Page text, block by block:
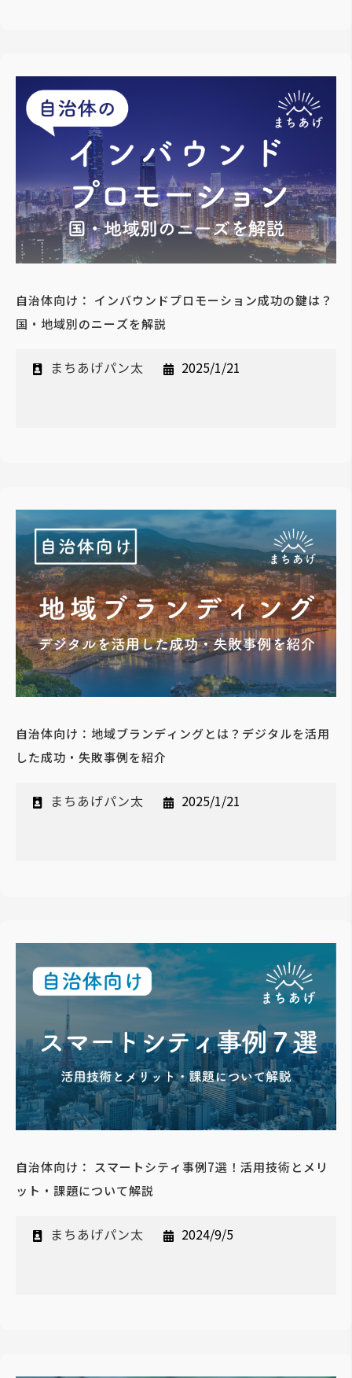
自治体向け： インバウンドプロモーション成功の鍵は？
国・地域別のニーズを解説
まちあげパン太 2025/1/21
自治体向け：地域ブランディングとは？デジタルを活用
した成功・失敗事例を紹介
まちあげパン太 2025/1/21
自治体向け： スマートシティ事例7選！活用技術とメリ
ット・課題について解説
まちあげパン太 2024/9/5